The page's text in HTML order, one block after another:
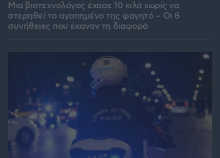
Μια βιοτεχνολόγος έχασε 10 κιλά χωρίς να
στερηθεί το αγαπημένο της φαγητό – Οι 8
συνήθειες που έκαναν τη διαφορά